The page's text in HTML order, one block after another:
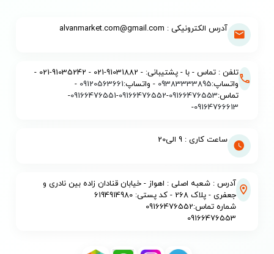
آدرس الکترونیکی : alvanmarket.com@gmail.com
تلفن : تماس - با - پشتیبانی: - 91031882-021 - 91035242-021 -
واتساپ:09383333895 - واتساپ:09120563661
-
تماس:09166476553
-
09166476552
-
09166476551
-
09164766613
-
ساعت کاری : 9 الی20
آدرس : شعبه اصلی : اهواز - خیابان قنادان زاده بین نادری و
جعفری - پلاک 268 - کد پستی: 6194914980
شماره تماس:09166476552
09166476553